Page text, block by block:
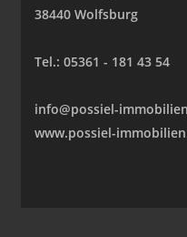
38440 Wolfsburg
Tel.: 05361 - 181 43 54
info@possiel-
www.possiel-